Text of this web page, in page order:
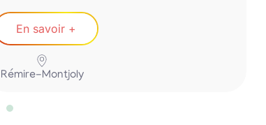
En savoir +
Rémire-Montjoly